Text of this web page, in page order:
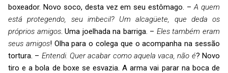
boxeador. Novo soco, desta vez em seu estômago. –A quem
está protegendo, seu imbecil? Um alcagüete, que deda os
próprios amigos. Uma joelhada na barriga. – Eles também eram
seus amigos! Olha para o colega que o acompanha na sessão
tortura. – Entendi. Quer acabar como aquela vaca, não é? Novo
tiro e a bola de boxe se esvazia. A arma vai parar na boca de